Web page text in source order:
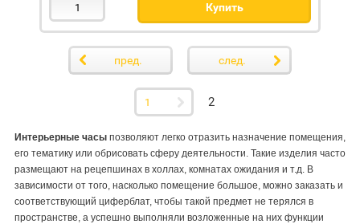
Купить
пред. след.
2
Интерьерные часы позволяют легко отразить назначение помещения,
его тематику или обрисовать сферу деятельности. Такие изделия часто
размещают на рецепшинах в холлах, комнатах ожидания и т.д. В
зависимости от того, насколько помещение большое, можно заказать и
соответствующий циферблат, чтобы такой предмет не терялся в
пространстве, а успешно выполняли возложенные на них функции